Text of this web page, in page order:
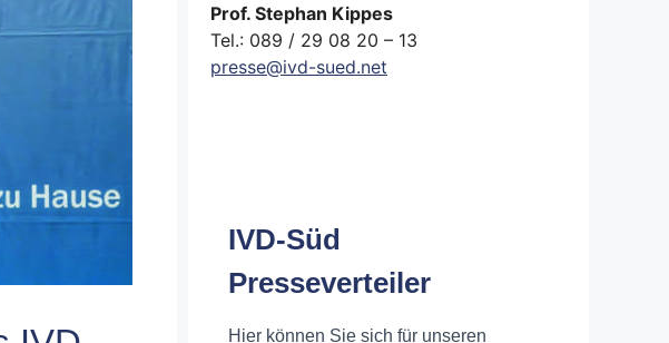
Prof. Stephan Kippes
Tel.: 089 / 29 08 20 – 13
presse@ivd-sued.net